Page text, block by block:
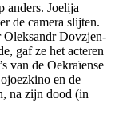
anders. Joelija
de camera slijten.
Oleksandr Dovzjen-
gaf ze het acteren
van de Oekraïense
en de
na zijn dood (in